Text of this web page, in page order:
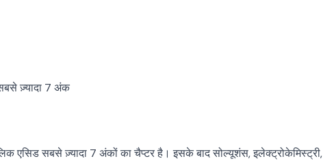
ज़्यादा 7 अंक
एसिड सबसे ज़्यादा 7 अंकों का चैप्टर है। इसके बाद सोल्यूशंस, इलेक्ट्रोकेमिस्ट्री,